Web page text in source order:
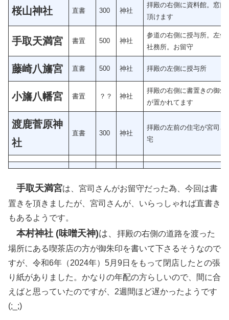
桜山神社 直書 300 神社
拝殿の右側に資料館。窓口
頂けます
手取天満宮 書置 500 神社
参道の右側に授与所。左側
社務所。お留守
藤崎八旛宮 直書 500 神社 拝殿の左側に授与所
小旛八幡宮 書置 ？？ 神社
拝殿の右側に書置きの御朱
が置かれてます
渡鹿菅原神
社
直書 300 神社
拝殿の左前の住宅が宮司さ
宅
手取天満宮は、宮司さんがお留守だった為、今回は書
置きを頂きましたが、宮司さんが、いらっしゃれば直書き
もあるようです。
本村神社 (味噌天神)は、 拝殿の右側の道路を渡った
場所にある喫茶店の方が御朱印を書いて下さるそうなので
すが、令和6年（2024年）5月9日をもって閉店したとの張
り紙がありました。かなりの年配の方らしいので、間に合
えばと思っていたのですが、2週間ほど遅かったようです
(;_;)